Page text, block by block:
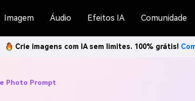
Imagem Áudio Efeitos IA Comunidade
Crie imagens com IA sem limites. 100% grátis!
Photo Prompt